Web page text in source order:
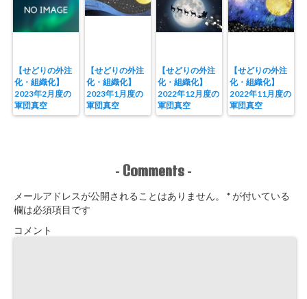
【せどりの外注
化・組織化】
2023年2月度の
軍団真空
【せどりの外注
化・組織化】
2023年1月度の
軍団真空
【せどりの外注
化・組織化】
2022年12月度の
軍団真空
【せどりの外注
化・組織化】
2022年11月度の
軍団真空
- Comments -
メールアドレスが公開されることはありません。 *が付いている
欄は必須項目です
コメント